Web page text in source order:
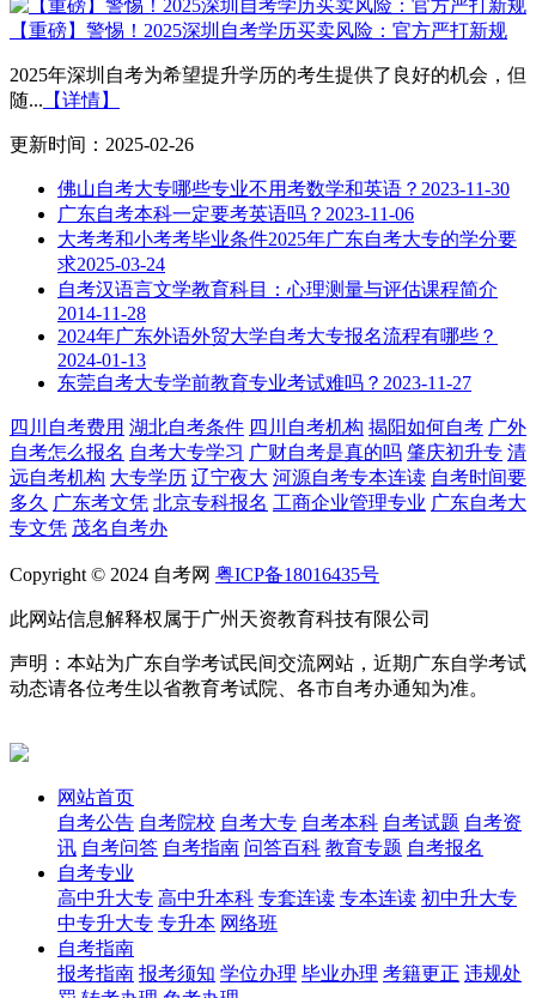
【重磅】警惕！2025深圳自考学历买卖风险：官方严打新规
2025年深圳自考为希望提升学历的考生提供了良好的机会，但
随... 【详情】
更新时间：2025-02-26
佛山自考大专哪些专业不用考数学和英语？ 2023-11-30
广东自考本科一定要考英语吗？ 2023-11-06
大考考和小考考毕业条件2025年广东自考大专的学分要
求2025-03-24
自考汉语言文学教育科目：心理测量与评估课程简介
2014-11-28
2024年广东外语外贸大学自考大专报名流程有哪些？
2024-01-13
东莞自考大专学前教育专业考试难吗？ 2023-11-27
四川自考费用 湖北自考条件 四川自考机构 揭阳如何自考 广外
自考怎么报名 自考大专学习 广财自考是真的吗 肇庆初升专 清
远自考机构 大专学历 辽宁夜大 河源自考专本连读 自考时间要
多久 广东考文凭 北京专科报名 工商企业管理专业 广东自考大
专文凭 茂名自考办
Copyright © 2024 自考网 粤ICP备18016435号
此网站信息解释权属于广州天资教育科技有限公司
声明：本站为广东自学考试民间交流网站，近期广东自学考试
动态请各位考生以省教育考试院、各市自考办通知为准。
网站首页
自考公告 自考院校 自考大专 自考本科 自考试题 自考资
讯 自考问答 自考指南 问答百科 教育专题 自考报名
自考专业
高中升大专 高中升本科 专套连读 专本连读 初中升大专
中专升大专 专升本 网络班
自考指南
报考指南 报考须知 学位办理 毕业办理 考籍更正 违规处